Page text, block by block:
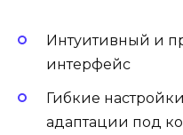
Интуитивный и
интерфейс
Гибкие
адаптации под